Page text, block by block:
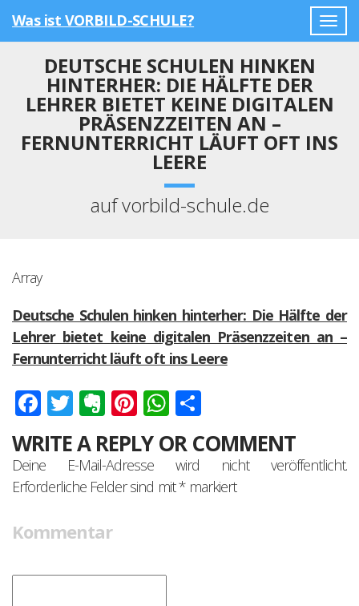
Was ist VORBILD-SCHULE?
DEUTSCHE SCHULEN HINKEN
HINTERHER: DIE HÄLFTE DER
LEHRER BIETET KEINE DIGITALEN
PRÄSENZZEITEN AN –
FERNUNTERRICHT LÄUFT OFT INS
LEERE
auf vorbild-schule.de
Array
Deutsche Schulen hinken hinterher: Die Hälfte der
Lehrer bietet keine digitalen Präsenzzeiten an –
Fernunterricht läuft oft ins Leere
Facebook
Twitter
Evernote
Pinterest
WhatsApp
WRITE A REPLY OR COMMENT
Deine E-Mail-Adresse wird nicht veröffentlicht.
Erforderliche Felder sind mit*markiert
Kommentar